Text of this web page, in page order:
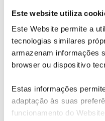
Este website utiliza
Este Website permite a
tecnologias similares
armazenam informações
browser ou dispositivo
Estas informações
adaptação às suas
funcionamento do
possam comprometer a
Receba as